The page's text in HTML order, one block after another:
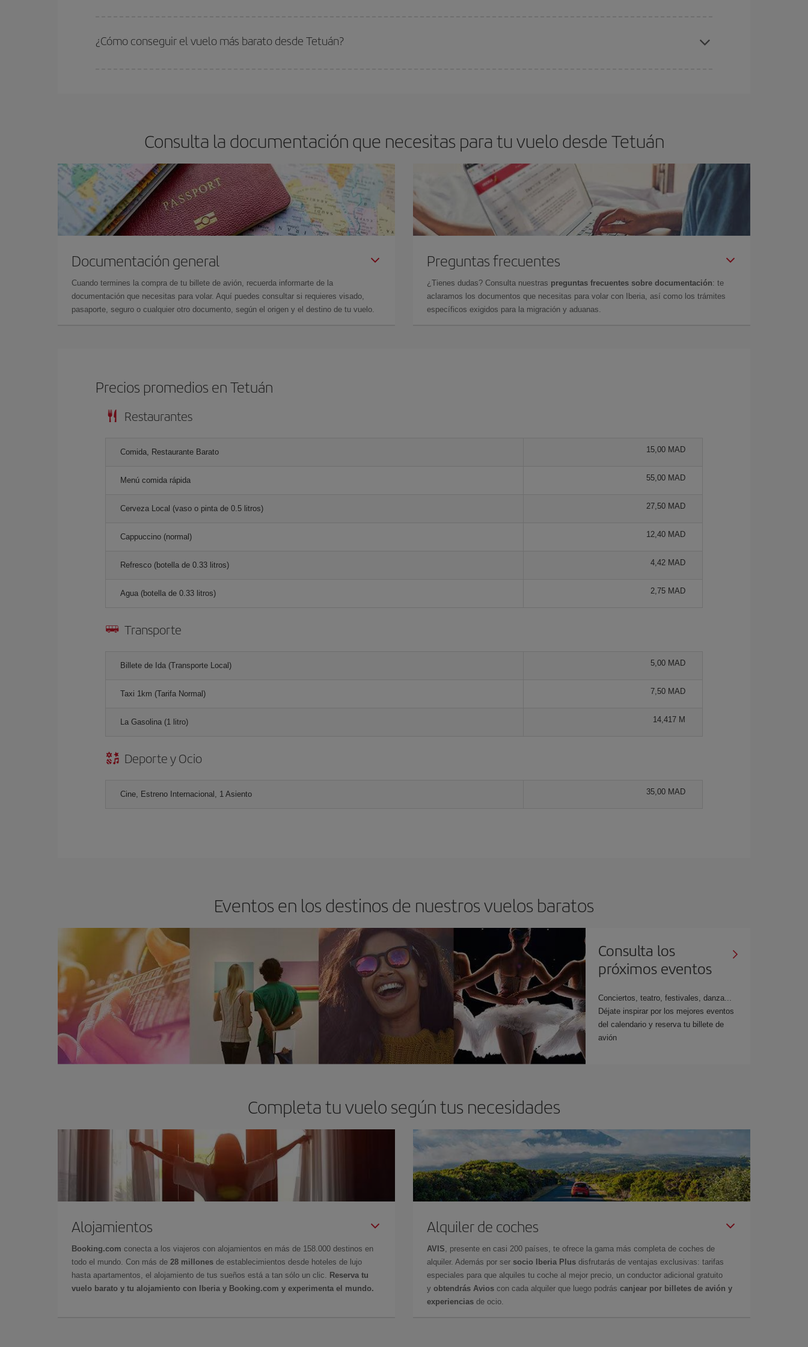
¿Cómo conseguir el vuelo más barato desde Tetuán?
Consulta la documentación que necesitas para tu vuelo desde Tetuán
Documentación general
Cuando termines la compra de tu billete de avión, recuerda informarte de la
documentación que necesitas para volar. Aquí puedes consultar si requieres visado,
pasaporte, seguro o cualquier otro documento, según el origen y el destino de tu vuelo.
Preguntas frecuentes
¿Tienes dudas? Consulta nuestras preguntas frecuentes sobre documentación: te
aclaramos los documentos que necesitas para volar con Iberia, así como los trámites
específicos exigidos para la migración y aduanas.
Precios promedios en Tetuán
Restaurantes
Comida, Restaurante Barato 15,00 MAD
Menú comida rápida 55,00 MAD
Cerveza Local (vaso o pinta de 0.5 litros) 27,50 MAD
Cappuccino (normal) 12,40 MAD
Refresco (botella de 0.33 litros) 4,42 MAD
Agua (botella de 0.33 litros) 2,75 MAD
Transporte
Billete de Ida (Transporte Local) 5,00 MAD
Taxi 1km (Tarifa Normal) 7,50 MAD
La Gasolina (1 litro) 14,417 M
Deporte y Ocio
Cine, Estreno Internacional, 1 Asiento 35,00 MAD
Eventos en los destinos de nuestros vuelos baratos
Consulta los
próximos eventos
Conciertos, teatro, festivales, danza...
Déjate inspirar por los mejores eventos
del calendario y reserva tu billete de
avión
Completa tu vuelo según tus necesidades
Alojamientos
Booking.com conecta a los viajeros con alojamientos en más de 158.000 destinos en
todo el mundo. Con más de 28 millones de establecimientos desde hoteles de lujo
hasta apartamentos, el alojamiento de tus sueños está a tan sólo un clic.
Reserva tu
vuelo barato y tu alojamiento con Iberia y Booking.com y experimenta el mundo.
Alquiler de coches
AVIS , presente en casi 200 países, te ofrece la gama más completa de coches de
alquiler. Además por ser socio Iberia Plus disfrutarás de ventajas exclusivas: tarifas
especiales para que alquiles tu coche al mejor precio, un conductor adicional gratuito
y obtendrás Avios con cada alquiler que luego podrás canjear por billetes de avión y
experiencias de ocio.